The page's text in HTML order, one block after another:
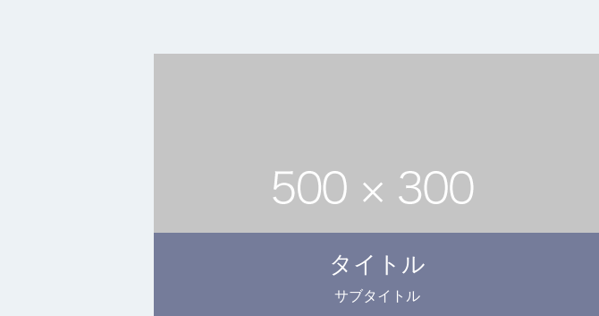
タイトル
サブタイトル